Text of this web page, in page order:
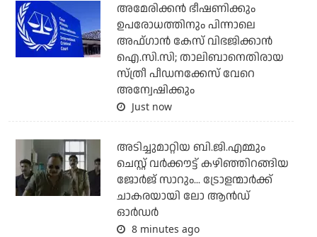
അമേരിക്കന്‍ ഭീഷണിക്കും
ഉപരോധത്തിനും പിന്നാലെ
അഫ്ഗാന്‍ കേസ് വിഭജിക്കാന്‍
ഐ.സി.സി; താലിബാനെതിരായ
സ്ത്രീ പീഡനക്കേസ് വേറെ
അന്വേഷിക്കും
Just now
അടിച്ചുമാറ്റിയ ബി.ജി.എമ്മും
ചെസ്റ്റ് വര്‍ക്കൗട്ട് കഴിഞ്ഞിറങ്ങിയ
ജോര്‍ജ് സാറും... ട്രോളന്മാര്‍ക്ക്
ചാകരയായി ലോ ആന്‍ഡ്
ഓര്‍ഡര്‍
8 minutes ago